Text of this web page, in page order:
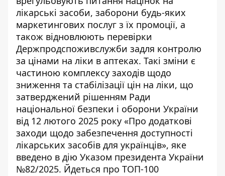
лікарські засоби, заборони будь-яких
маркетингових послуг з їх промоції, а
також відновлюють перевірки
Держпродспоживслужби задля контролю
за цінами на ліки в аптеках. Такі зміни є
частиною комплексу заходів щодо
зниження та стабілізації цін на ліки, що
затверджений рішенням Ради
національної безпеки і оборони України
від 12 лютого 2025 року «Про додаткові
заходи щодо забезпечення доступності
лікарських засобів для українців», яке
введено в дію Указом президента України
№82/2025. Йдеться про ТОП-100